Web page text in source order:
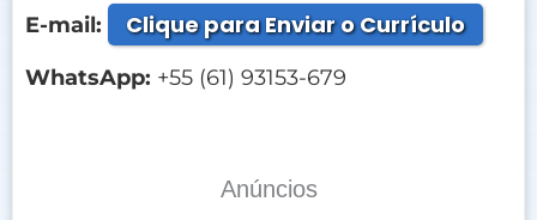
E-mail: Clique para Enviar o Currículo
WhatsApp: +55 (61) 93153-679
Anúncios